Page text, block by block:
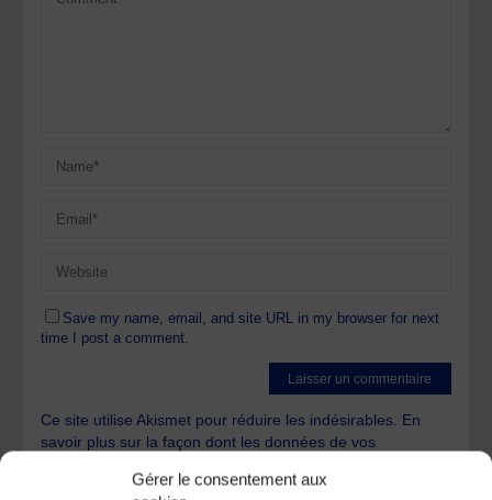
Gérer le consentement aux
Save my name, email, and site URL in my browser for next
time I post a comment.
Ce site utilise Akismet pour réduire les indésirables. En
savoir plus sur la façon dont les données de vos